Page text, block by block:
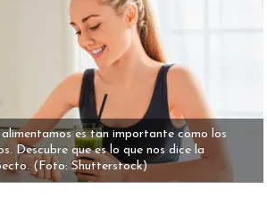
es tan importante como los
Descubre que es lo que nos dice la
(Foto: Shutterstock)